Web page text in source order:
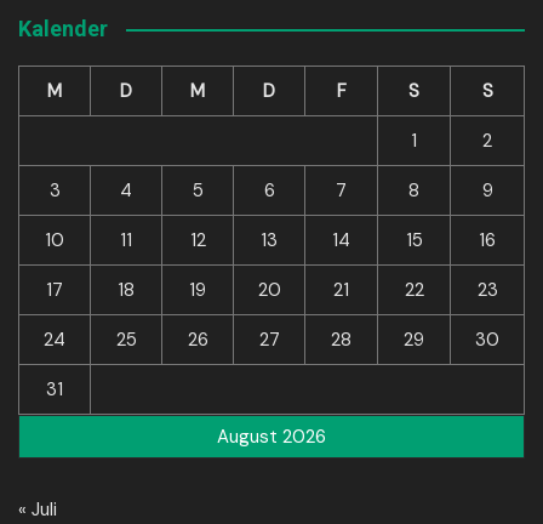
Kalender
August 2026
M D M D F S S
1 2
3 4 5 6 7 8 9
10 11 12 13 14 15 16
17 18 19 20 21 22 23
24 25 26 27 28 29 30
31
« Juli